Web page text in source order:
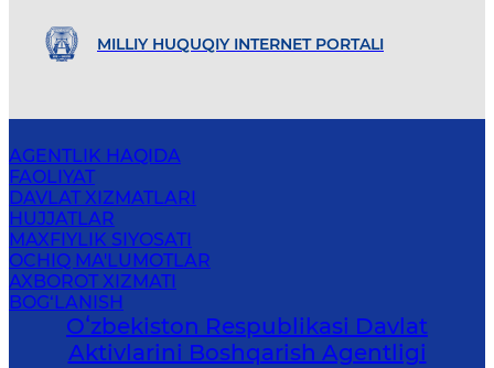
MILLIY HUQUQIY INTERNET PORTALI
AGENTLIK HAQIDA
FAOLIYAT
DAVLAT XIZMATLARI
HUJJATLAR
MAXFIYLIK SIYOSATI
OCHIQ MA'LUMOTLAR
AXBOROT XIZMATI
BOG‘LANISH
Oʻzbekiston Respublikasi Davlat
Aktivlarini Boshqarish Agentligi